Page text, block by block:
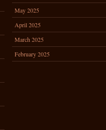
May 2025
April 2025
March 2025
February 2025